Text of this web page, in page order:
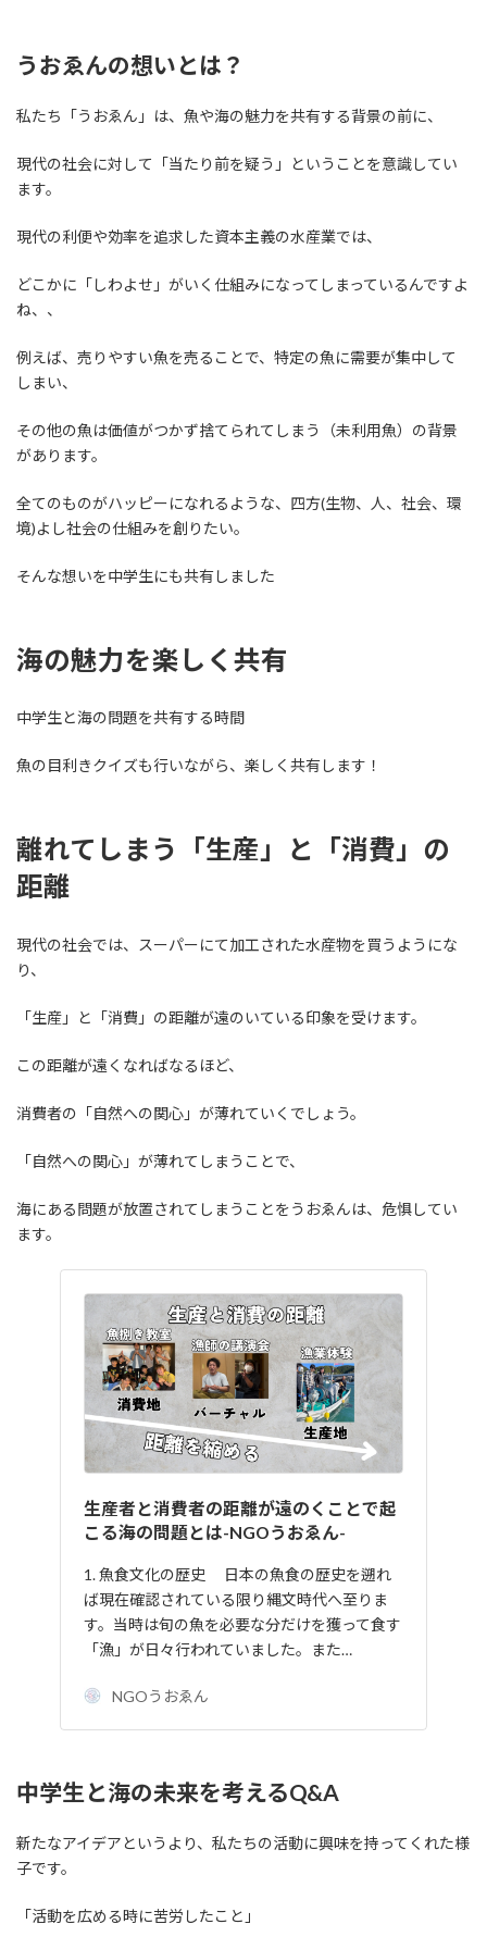
うおゑんの想いとは？
私たち「うおゑん」は、魚や海の魅力を共有する背景の前に、
現代の社会に対して「当たり前を疑う」ということを意識してい
ます。
現代の利便や効率を追求した資本主義の水産業では、
どこかに「しわよせ」がいく仕組みになってしまっているんですよ
ね、、
例えば、売りやすい魚を売ることで、特定の魚に需要が集中して
しまい、
その他の魚は価値がつかず捨てられてしまう（未利用魚）の背景
があります。
全てのものがハッピーになれるような、四方(生物、人、社会、環
境)よし社会の仕組みを創りたい。
そんな想いを中学生にも共有しました
海の魅力を楽しく共有
中学生と海の問題を共有する時間
魚の目利きクイズも行いながら、楽しく共有します！
離れてしまう「生産」と「消費」の
距離
現代の社会では、スーパーにて加工された水産物を買うようにな
り、
「生産」と「消費」の距離が遠のいている印象を受けます。
この距離が遠くなればなるほど、
消費者の「自然への関心」が薄れていくでしょう。
「自然への関心」が薄れてしまうことで、
海にある問題が放置されてしまうことをうおゑんは、危惧してい
ます。
生産者と消費者の距離が遠のくことで起
こる海の問題とは-NGOうおゑん-
1. 魚食文化の歴史 日本の魚食の歴史を遡れ
ば現在確認されている限り縄文時代へ至りま
す。当時は旬の魚を必要な分だけを獲って食す
「漁」が日々行われていました。また…
NGOうおゑん
中学生と海の未来を考えるQ&A
新たなアイデアというより、私たちの活動に興味を持ってくれた様
子です。
「活動を広める時に苦労したこと」